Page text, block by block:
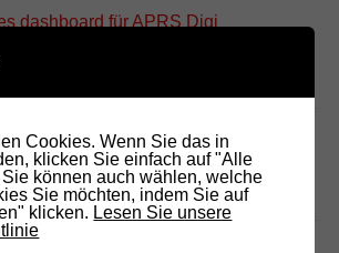
dashboard für APRS Digi
Murnau Süd ändert QRG und
2026
Cookies. Wenn Sie das in
klicken Sie einfach auf "Alle
können auch wählen, welche
Sie möchten, indem Sie auf
klicken. Lesen Sie unsere